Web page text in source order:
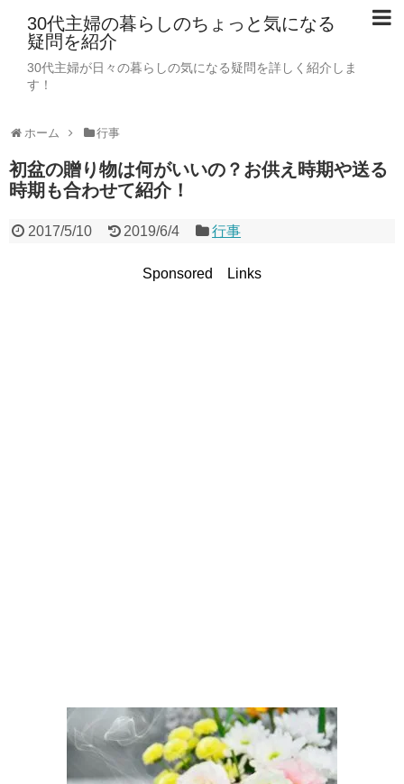
30代主婦の暮らしのちょっと気になる
疑問を紹介
30代主婦が日々の暮らしの気になる疑問を詳しく紹介しま
す！
ホーム 行事
初盆の贈り物は何がいいの？お供え時期や送る
時期も合わせて紹介！
2017/5/10 2019/6/4 行事
Sponsored Links